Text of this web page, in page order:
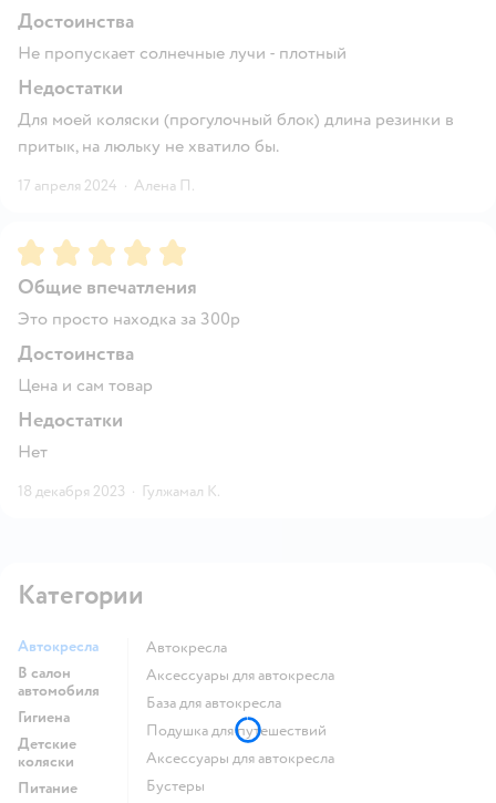
Достоинства
Не пропускает солнечные лучи - плотный
Недостатки
Для моей коляски (прогулочный блок) длина резинки в
притык, на люльку не хватило бы.
17 апреля 2024 · Алена П.
Рейтинг:5
Общие впечатления
Это просто находка за 300р
Достоинства
Цена и сам товар
Недостатки
Нет
18 декабря 2023 · Гулжамал К.
Категории
Автокресла
В салон
автомобиля
Гигиена
Детские
коляски
Питание
Автокресла
Аксессуары для автокресла
База для автокресла
Подушка для путешествий
Аксессуары для автокресла
Бустеры